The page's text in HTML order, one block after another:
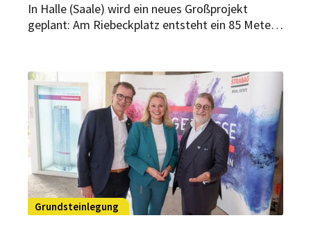
In Halle (Saale) wird ein neues Großprojekt
geplant: Am Riebeckplatz entsteht ein 85 Meter
München gaben die Geschäftsführung der Dorint
Hotelgruppe und die GP Papenburg Hochbau
GmbH (Halle an der Saale) nun konkrete Pläne
für das gemeinsame Hotelprojekt in der
Händelstadt bekannt.
Grundsteinlegung